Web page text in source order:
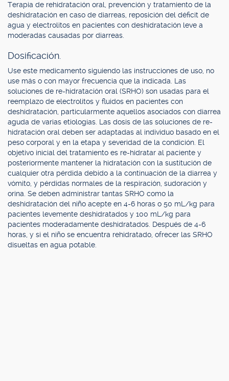
Terapia de rehidratación oral, prevención y tratamiento de la
deshidratación en caso de diarreas, reposición del déficit de
agua y electrolitos en pacientes con deshidratación leve a
moderadas causadas por diarreas.
Dosificación.
Use este medicamento siguiendo las instrucciones de uso, no
use más o con mayor frecuencia que la indicada. Las
soluciones de re-hidratación oral (SRHO) son usadas para el
reemplazo de electrolitos y fluidos en pacientes con
deshidratación, particularmente aquellos asociados con diarrea
aguda de varias etiologías. Las dosis de las soluciones de re-
hidratación oral deben ser adaptadas al individuo basado en el
peso corporal y en la etapa y severidad de la condición. El
objetivo inicial del tratamiento es re-hidratar al paciente y
posteriormente mantener la hidratación con la sustitución de
cualquier otra pérdida debido a la continuación de la diarrea y
vómito, y pérdidas normales de la respiración, sudoración y
orina. Se deben administrar tantas SRHO como la
deshidratación del niño acepte en 4-6 horas o 50 mL/kg para
pacientes levemente deshidratados y 100 mL/kg para
pacientes moderadamente deshidratados. Después de 4-6
horas, y si el niño se encuentra rehidratado, ofrecer las SRHO
disueltas en agua potable.